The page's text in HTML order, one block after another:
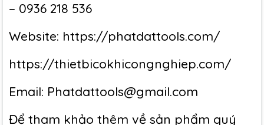
– 0936 218 536
Website: https://phatdattools.com/
https://thietbicokhicongnghiep.com/
Email: Phatdattools@gmail.com
Để tham khảo thêm về sản phẩm quý